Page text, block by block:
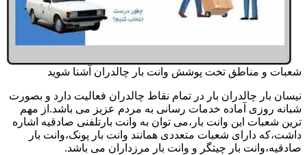
شعبات و مناطق تخت پوشش وانت بار چالدران آشنا شوید
نیسان بار چالدران بار در تمام نقاط چالدران فعالیت دارد و بصورت
شبانه روزی آماده خدمات رسانی به مردم عزیز می باشد.از مهم
ترین شعبات این وانت بار،می توان به وانت بارتلفنی صادقیه اشاره
داشت،که دارای شعبات متعددی همانند وانت بار پونک،وانت بار
صادقیه،وانت بار چیتگر و وانت بار مرزداران می باشد.